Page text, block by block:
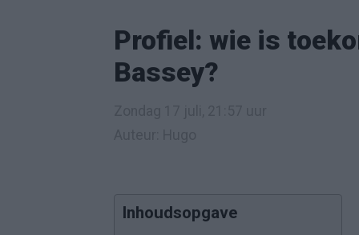
Profiel: wie is
Bassey?
Inhoudsopgave